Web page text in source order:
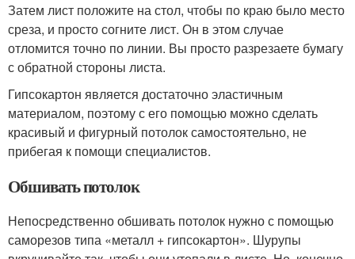
Затем лист положите на стол, чтобы по краю было место
среза, и просто согните лист. Он в этом случае
отломится точно по линии. Вы просто разрезаете бумагу
с обратной стороны листа.
Гипсокартон является достаточно эластичным
материалом, поэтому с его помощью можно сделать
красивый и фигурный потолок самостоятельно, не
прибегая к помощи специалистов.
Обшивать потолок
Непосредственно обшивать потолок нужно с помощью
саморезов типа «металл + гипсокартон». Шурупы